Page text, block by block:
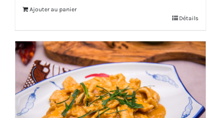
Ajouter au panier
Détails